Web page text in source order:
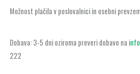
Možnost plačila v poslovalnici in osebni
Dobava: 3-5 dni oziroma preveri dobavo na
222